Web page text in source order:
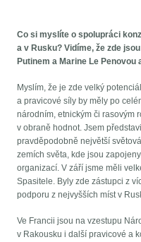
Co si myslíte o spolupráci
a v Rusku? Vidíme, že zde
Putinem a Marine Le Penovou
Myslím, že je zde velký
a pravicové síly by měly po
národním, etnickým či rasovým
v obraně hodnot. Jsem
pravděpodobně největší
zemích světa, kde jsou
organizací. V září jsme měli
Spasitele. Byly zde zástupci z
podporu z nejvyšších míst v
Ve Francii jsou na vzestupu
v Rakousku i další pravicové a